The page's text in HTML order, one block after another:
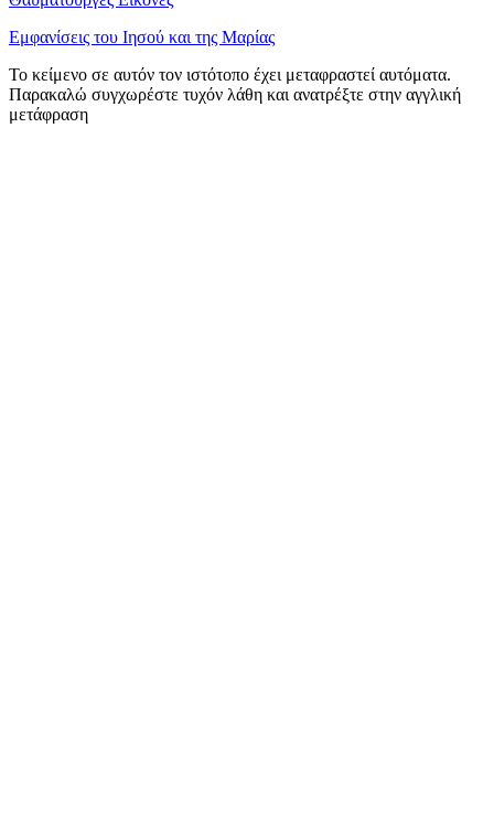
Εμφανίσεις του Ιησού και της Μαρίας
Το κείμενο σε αυτόν τον ιστότοπο έχει μεταφραστεί αυτόματα.
Παρακαλώ συγχωρέστε τυχόν λάθη και ανατρέξτε στην αγγλική
μετάφραση